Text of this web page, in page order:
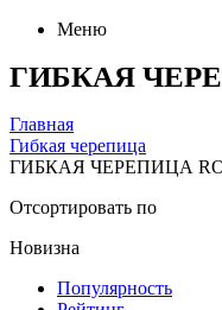
Меню
ГИБКАЯ
Главная
Гибкая черепица
ГИБКАЯ ЧЕРЕПИЦА
Отсортировать по
Новизна
Популярность